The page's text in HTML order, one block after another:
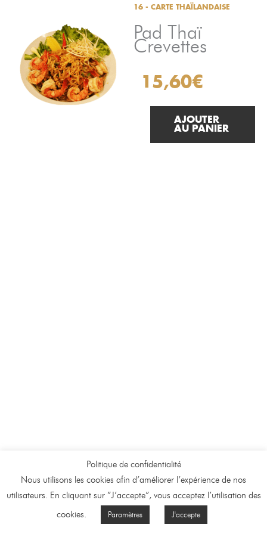
16 - CARTE THAÏLANDAISE
Pad Thaï
Crevettes
15,60€
AJOUTER
AU PANIER
Politique de confidentialité
Nous utilisons les cookies afin d’améliorer l’expérience de nos
utilisateurs. En cliquant sur ”J’accepte”, vous acceptez l’utilisation des
cookies.
Paramètres J'accepte